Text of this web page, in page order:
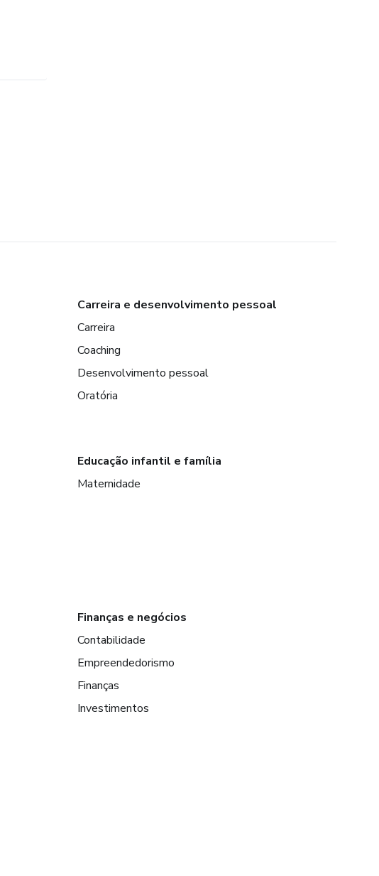
Carreira e desenvolvimento pessoal
Carreira
Coaching
Desenvolvimento pessoal
Oratória
Educação infantil e família
Maternidade
Finanças e negócios
Contabilidade
Empreendedorismo
Finanças
Investimentos